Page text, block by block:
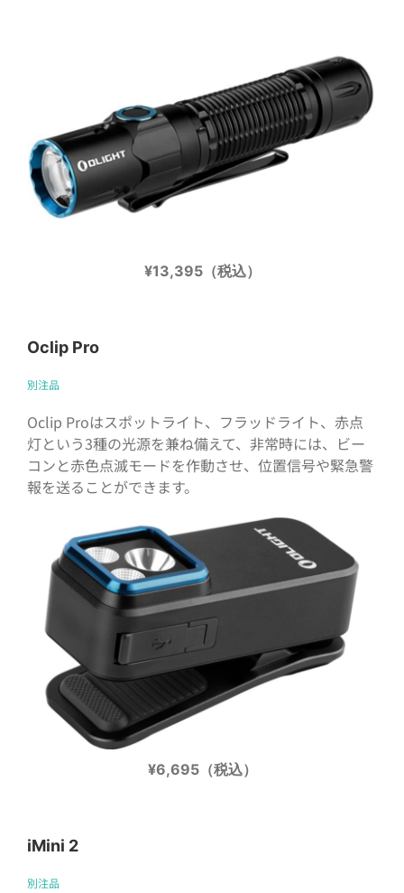
¥13,395（税込）
Oclip Pro
別注品
Oclip Proはスポットライト、フラッドライト、赤点
灯という3種の光源を兼ね備えて、非常時には、ビー
コンと赤色点滅モードを作動させ、位置信号や緊急警
報を送ることができます。
¥6,695（税込）
iMini 2
別注品